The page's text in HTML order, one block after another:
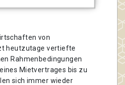
von
heutzutage vertiefte
Rahmenbedingungen
Mietvertrages bis zu
sich immer wieder